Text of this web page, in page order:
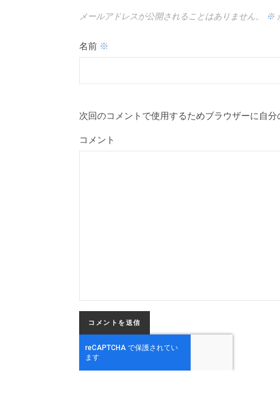
メールアドレスが公開されることはありません。 ※
名前 ※
次回のコメントで使用するためブラウザーに自
コメント